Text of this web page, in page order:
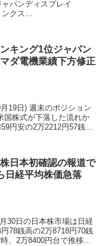
パンディスプレイ
クス
キング1位ジャパン
ダ電機業績下方修正
19日) 週末のポジション
国株式が下落した流れか
円安の2万2212円57銭ま
日本初確認の報道で
日経平均株価急落
78銭高の2万8718円70銭
、2万8400円台で推移し